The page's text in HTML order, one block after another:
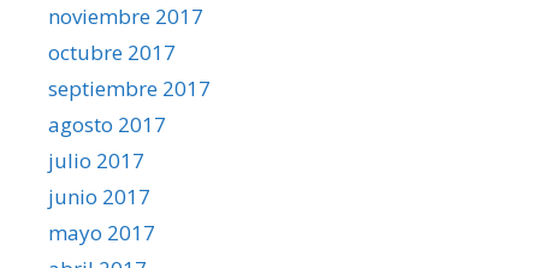
noviembre 2017
octubre 2017
septiembre 2017
agosto 2017
julio 2017
junio 2017
mayo 2017